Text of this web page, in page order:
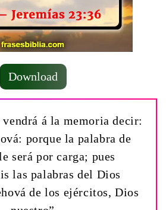
Download
vendrá á la memoria decir:
porque la palabra de
será por carga; pues
las palabras del Dios
de los ejércitos, Dios